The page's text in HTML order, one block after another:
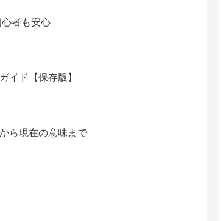
者も安心
イド【保存版】
ら現在の意味まで